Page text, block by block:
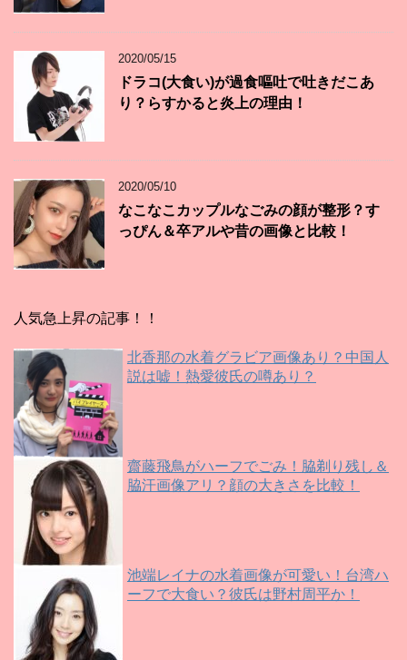
2020/05/15
ドラコ(大食い)が過食嘔吐で吐きだこあ
り？らすかると炎上の理由！
2020/05/10
なこなこカップルなごみの顔が整形？す
っぴん＆卒アルや昔の画像と比較！
人気急上昇の記事！！
北香那の水着グラビア画像あり？中国人
説は嘘！熱愛彼氏の噂あり？
齋藤飛鳥がハーフでごみ！脇剃り残し＆
脇汗画像アリ？顔の大きさを比較！
池端レイナの水着画像が可愛い！台湾ハ
ーフで大食い？彼氏は野村周平か！